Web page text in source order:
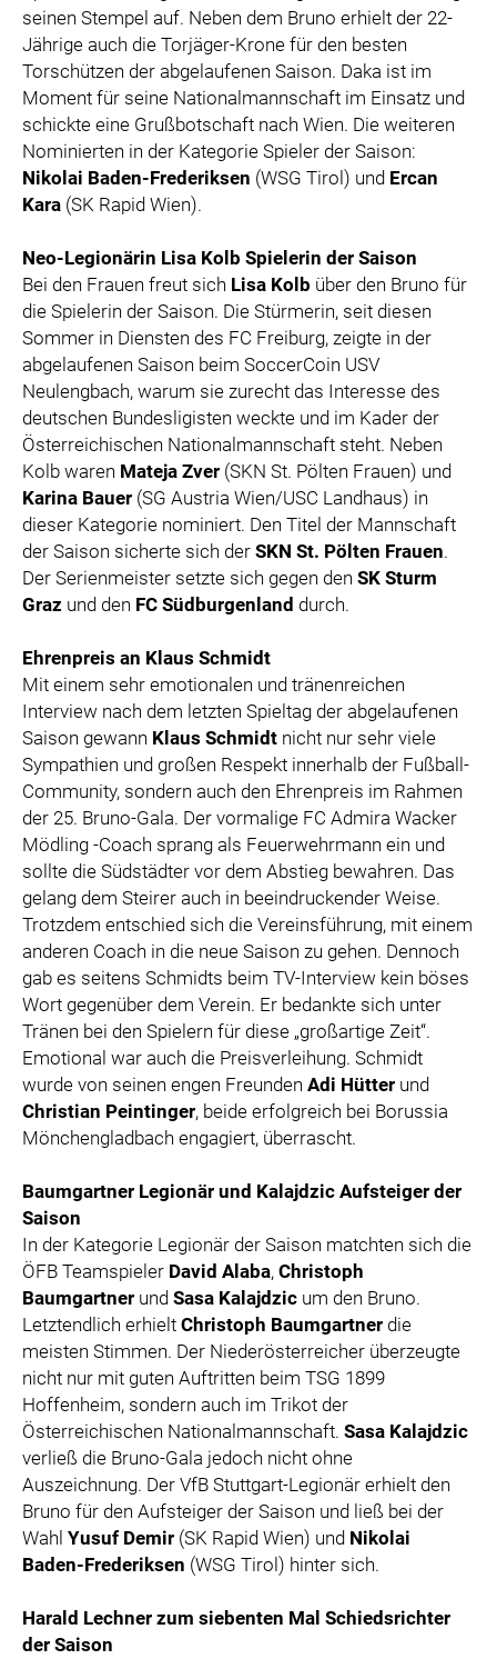
seinen Stempel auf. Neben dem Bruno erhielt der 22-
Jährige auch die Torjäger-Krone für den besten
Torschützen der abgelaufenen Saison. Daka ist im
Moment für seine Nationalmannschaft im Einsatz und
schickte eine Grußbotschaft nach Wien. Die weiteren
Nominierten in der Kategorie Spieler der Saison:
Nikolai Baden-Frederiksen (WSG Tirol) und Ercan
Kara (SK Rapid Wien).
Neo-Legionärin Lisa Kolb Spielerin der Saison
Bei den Frauen freut sich Lisa Kolb über den Bruno für
die Spielerin der Saison. Die Stürmerin, seit diesen
Sommer in Diensten des FC Freiburg, zeigte in der
abgelaufenen Saison beim SoccerCoin USV
Neulengbach, warum sie zurecht das Interesse des
deutschen Bundesligisten weckte und im Kader der
Österreichischen Nationalmannschaft steht. Neben
Kolb waren Mateja Zver (SKN St. Pölten Frauen) und
Karina Bauer (SG Austria Wien/USC Landhaus) in
dieser Kategorie nominiert. Den Titel der Mannschaft
der Saison sicherte sich der SKN St. Pölten Frauen.
Der Serienmeister setzte sich gegen den SK Sturm
Graz und den FC Südburgenland durch.
Ehrenpreis an Klaus Schmidt
Mit einem sehr emotionalen und tränenreichen
Interview nach dem letzten Spieltag der abgelaufenen
Saison gewann Klaus Schmidt nicht nur sehr viele
Sympathien und großen Respekt innerhalb der Fußball-
Community, sondern auch den Ehrenpreis im Rahmen
der 25. Bruno-Gala. Der vormalige FC Admira Wacker
Mödling -Coach sprang als Feuerwehrmann ein und
sollte die Südstädter vor dem Abstieg bewahren. Das
gelang dem Steirer auch in beeindruckender Weise.
Trotzdem entschied sich die Vereinsführung, mit einem
anderen Coach in die neue Saison zu gehen. Dennoch
gab es seitens Schmidts beim TV-Interview kein böses
Wort gegenüber dem Verein. Er bedankte sich unter
Tränen bei den Spielern für diese „großartige Zeit“.
Emotional war auch die Preisverleihung. Schmidt
wurde von seinen engen Freunden Adi Hütter und
Christian Peintinger, beide erfolgreich bei Borussia
Mönchengladbach engagiert, überrascht.
Baumgartner Legionär und Kalajdzic Aufsteiger der
Saison
In der Kategorie Legionär der Saison matchten sich die
ÖFB Teamspieler David Alaba, Christoph
Baumgartner und Sasa Kalajdzic um den Bruno.
Letztendlich erhielt Christoph Baumgartner die
meisten Stimmen. Der Niederösterreicher überzeugte
nicht nur mit guten Auftritten beim TSG 1899
Hoffenheim, sondern auch im Trikot der
Österreichischen Nationalmannschaft. Sasa Kalajdzic
verließ die Bruno-Gala jedoch nicht ohne
Auszeichnung. Der VfB Stuttgart-Legionär erhielt den
Bruno für den Aufsteiger der Saison und ließ bei der
Wahl Yusuf Demir (SK Rapid Wien) und Nikolai
Baden-Frederiksen (WSG Tirol) hinter sich.
Harald Lechner zum siebenten Mal Schiedsrichter
der Saison